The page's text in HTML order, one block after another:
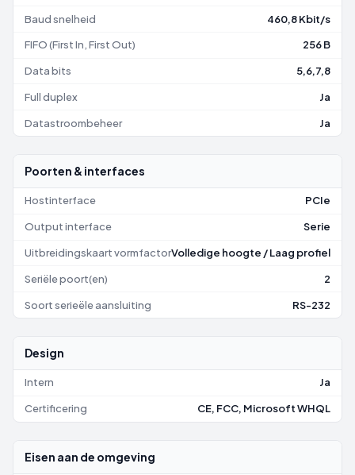
Baud snelheid 460,8 Kbit/s
FIFO (First In, First Out) 256 B
Data bits 5,6,7,8
Full duplex Ja
Datastroombeheer Ja
Poorten & interfaces
Hostinterface PCIe
Output interface Serie
Uitbreidingskaart vormfactorVolledige hoogte / Laag profiel
Seriële poort(en) 2
Soort serieële aansluiting RS-232
Design
Intern Ja
Certificering CE, FCC, Microsoft WHQL
Eisen aan de omgeving